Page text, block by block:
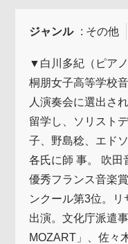
ジャンル : その他
▼白川多紀（ピアノ
桐朋女子高等学校
人演奏会に選出さ
留学し、ソリスト
子、野島稔、エド
各氏に師 事。 吹田
優秀フランス音楽
ンクール第3位。
出演。文化庁派遣
MOZART」、佐々